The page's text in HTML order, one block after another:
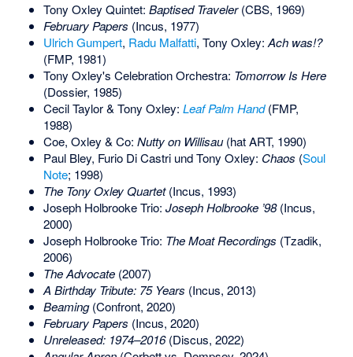
Tony Oxley Quintet: Baptised Traveler(CBS, 1969)
February Papers (Incus, 1977)
Ulrich Gumpert, Radu Malfatti, Tony Oxley: Ach was!?
(FMP, 1981)
Tony Oxley's Celebration Orchestra: Tomorrow Is Here
(Dossier, 1985)
Cecil Taylor & Tony Oxley: Leaf Palm Hand(FMP,
1988)
Coe, Oxley & Co: Nutty on Willisau(hat ART, 1990)
Paul Bley, Furio Di Castri und Tony Oxley: Chaos (Soul
Note; 1998)
The Tony Oxley Quartet(Incus, 1993)
Joseph Holbrooke Trio: Joseph Holbrooke ’98(Incus,
2000)
Joseph Holbrooke Trio: The Moat Recordings (Tzadik,
2006)
The Advocate(2007)
A Birthday Tribute: 75 Years (Incus, 2013)
Beaming(Confront, 2020)
February Papers (Incus, 2020)
Unreleased: 1974–2016(Discus, 2022)